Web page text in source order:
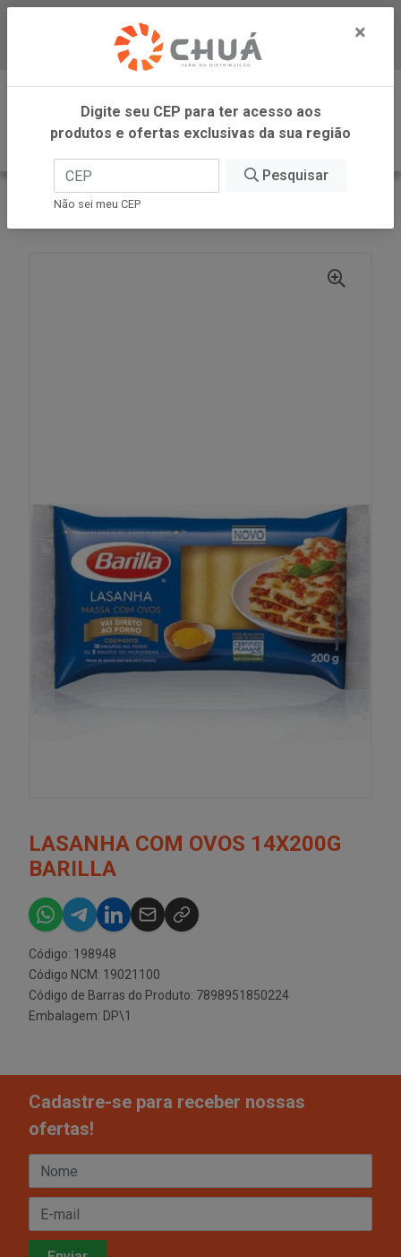
Baixe já nosso APP
0
INÍCIO
BARILLA
LASANHA COM OVOS 14X200G
BARILLA
Código: 198948
Código NCM: 19021100
Código de Barras do Produto: 7898951850224
Embalagem: DP\1
Cadastre-se para receber nossas
ofertas!
×
Digite seu CEP para ter acesso aos
produtos e ofertas exclusivas da sua região
Pesquisar
Não sei meu CEP